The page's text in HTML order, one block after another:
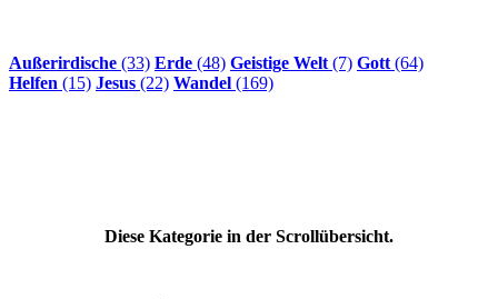
Außerirdische (33) Erde (48) Geistige Welt (7) Gott (64)
Helfen (15) Jesus (22) Wandel (169)
Diese Kategorie in der Scrollübersicht.